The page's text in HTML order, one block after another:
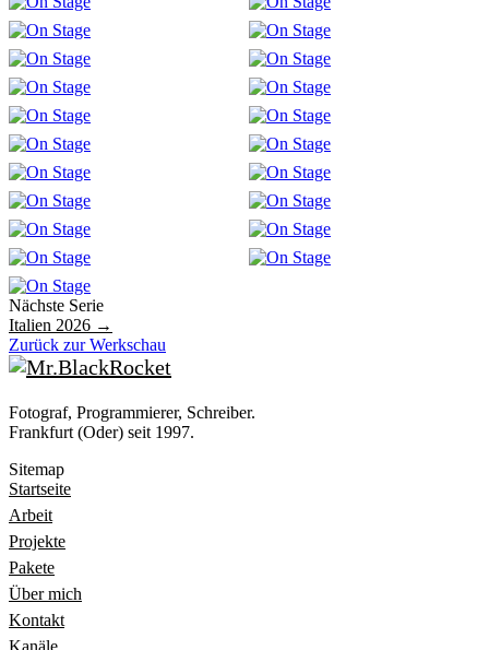
Nächste Serie
Italien 2026 →
Zurück zur Werkschau
Fotograf, Programmierer, Schreiber.
Frankfurt (Oder) seit 1997.
Sitemap
Startseite
Arbeit
Projekte
Pakete
Über mich
Kontakt
Kanäle